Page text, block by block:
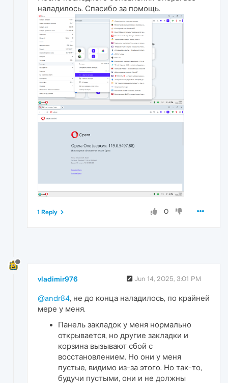
наладилось. Спасибо за помощь.
0
1 Reply
vladimir976 Jun 14, 2025, 3:01 PM
@andr84, не до конца наладилось, по крайней
мере у меня.
Панель закладок у меня нормально
открывается, но другие закладки и
корзина вызывают сбой с
восстановлением. Но они у меня
пустые, видимо из-за этого. Но так-то,
будучи пустыми, они и не должны